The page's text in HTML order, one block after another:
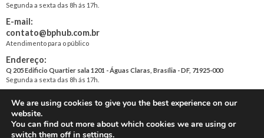
Segunda a sexta das 8h ás 17h.
E-mail:
contato@bphub.com.br
Atendimento para o público
Endereço:
Q 205 Edificio Quartier sala 1201 - Águas Claras, Brasília - DF, 71925-000
Segunda a sexta das 8h ás 17h.
© 2026. BP Hub. Todos os direitos reservados
We are using cookies to give you the best experience on our
website.
You can find out more about which cookies we are using or
switch them off in settings.